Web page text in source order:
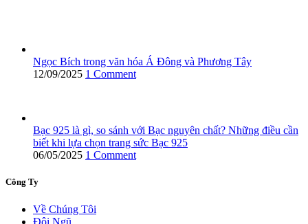
Ngọc Bích trong văn hóa Á Đông và Phương Tây
12/09/2025 1 Comment
Bạc 925 là gì, so sánh với Bạc nguyên chất? Những điều cần
biết khi lựa chọn trang sức Bạc 925
06/05/2025 1 Comment
Công Ty
Về Chúng Tôi
Đội Ngũ